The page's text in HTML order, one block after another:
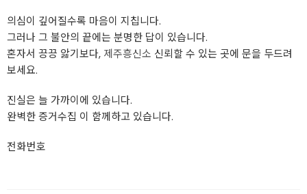
의심이 깊어질수록 마음이 지칩니다.
그러나 그 불안의 끝에는 분명한 답이 있습니다.
혼자서 끙끙 앓기보다, 제주흥신소 신뢰할 수 있는 곳에 문을 두드려
보세요.
진실은 늘 가까이에 있습니다.
완벽한 증거수집 이 함께하고 있습니다.
전화번호